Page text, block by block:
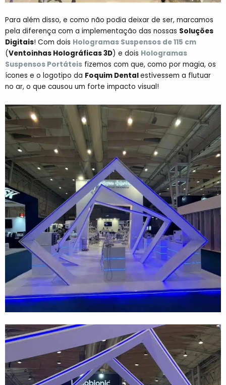
Para além disso, e como não podia deixar de ser, marcamos
pela diferença com a implementação das nossas Soluções
Digitais! Com dois Hologramas Suspensos de 115 cm
(Ventoinhas Holográficas 3D) e dois Hologramas
Suspensos Portáteis fizemos com que, como por magia, os
ícones e o logotipo da Foquim Dentalestivessem a flutuar
no ar, o que causou um forte impacto visual!